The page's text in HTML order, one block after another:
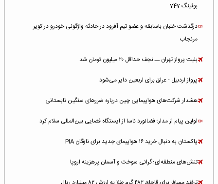
بوئینگ 747
درگذشت خلبان باسابقه و عضو تیم آفرود در حادثه واژگونی خودرو در کویر
مرنجاب
بلیت پرواز تهران ــ نجف حداقل ۲۰ میلیون تومان شد
پرواز اردبیل - عراق برای اربعین دایر می‌شود
هشدار شرکت‌های هواپیمایی چین درباره ضررهای سنگین تابستانی
اولین پیام از مدار؛ فضانورد ناسا از ایستگاه فضایی بین‌المللی سلام کرد
پاکستان به دنبال خرید ۱۶ هواپیمای جدید برای ناوگان PIA
تنش‌های منطقه‌ای؛ گرانی سوخت و آسمان پرهزینه اروپا